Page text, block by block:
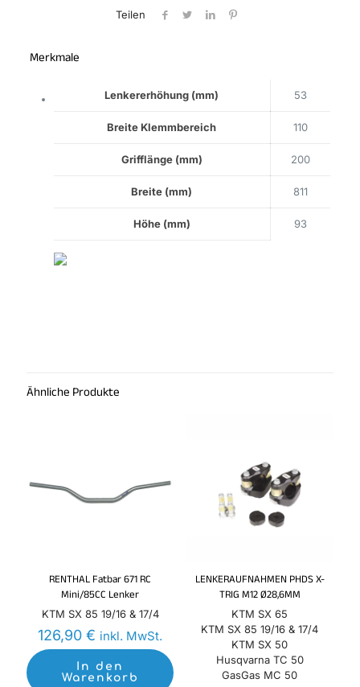
Teilen
Merkmale
Lenkererhöhung (mm) 53
Breite Klemmbereich 110
Grifflänge (mm) 200
Breite (mm) 811
Höhe (mm) 93
Ähnliche Produkte
RENTHAL Fatbar 671 RC
Mini/85CC Lenker
KTM SX 85 19/16 & 17/4
126,90€ inkl. MwSt.
In den
Warenkorb
LENKERAUFNAHMEN PHDS X-
TRIG M12 Ø28,6MM
KTM SX 65
KTM SX 85 19/16 & 17/4
KTM SX 50
Husqvarna TC 50
GasGas MC 50